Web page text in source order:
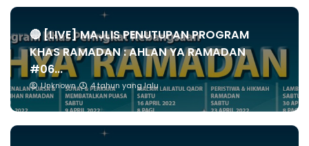
🔴 [LIVE] MAJLIS PENUTUPAN PROGRAM
KHAS RAMADAN : AHLAN YA RAMADAN
#06...
Unknown 4 tahun yang lalu